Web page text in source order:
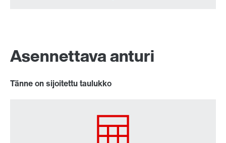
Asennettava anturi
Tänne on sijoitettu taulukko